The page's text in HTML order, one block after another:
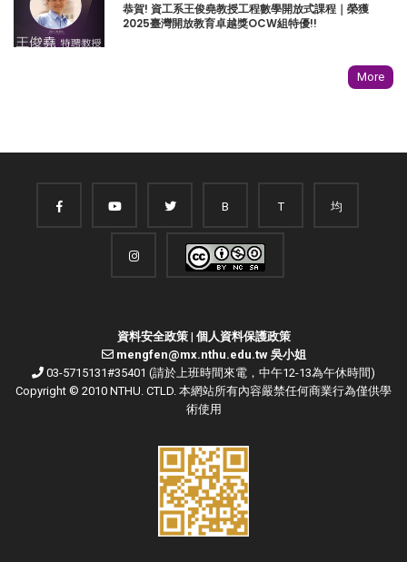
恭賀! 資工系王俊堯教授工程數學開放式課程｜榮獲
2025臺灣開放教育卓越獎OCW組特優!!
More
B T 均
資料安全政策| 個人資料保護政策
mengfen@mx.nthu.edu.tw 吳小姐
03-5715131#35401 (請於上班時間來電，中午12-13為午休時間)
Copyright © 2010 NTHU. CTLD. 本網站所有內容嚴禁任何商業行為僅供學
術使用